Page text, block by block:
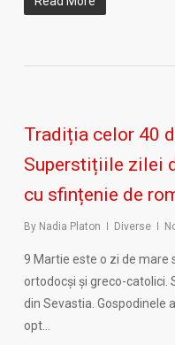
Tradiția celor 40
Superstițiile zilei
cu sfințenie de
By Nadia Platon Diverse
9 Martie este o zi de mare
ortodocși și greco-catolici.
din Sevastia. Gospodinele
opt…